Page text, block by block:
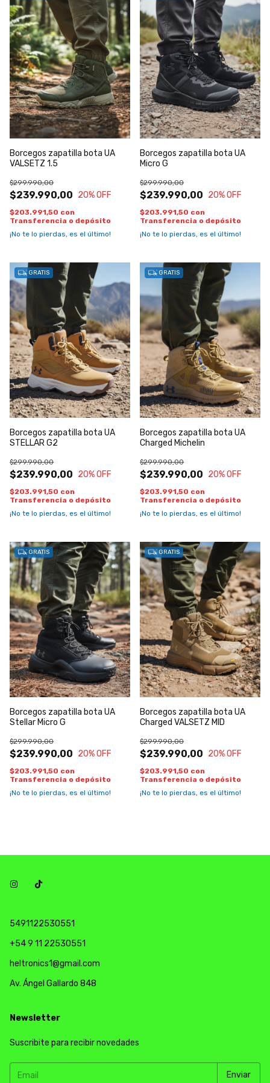
Borcegos zapatilla bota UA
VALSETZ 1.5
$239.990,00
$299.990,00
20% OFF
$203.991,50 con
Transferencia o depósito
¡No te lo pierdas, es el último!
Borcegos zapatilla bota UA
Micro G
$239.990,00
$299.990,00
20% OFF
$203.991,50 con
Transferencia o depósito
¡No te lo pierdas, es el último!
GRATIS
Borcegos zapatilla bota UA
STELLAR G2
$239.990,00
$299.990,00
20% OFF
$203.991,50 con
Transferencia o depósito
¡No te lo pierdas, es el último!
GRATIS
Borcegos zapatilla bota UA
Charged Michelin
$239.990,00
$299.990,00
20% OFF
$203.991,50 con
Transferencia o depósito
¡No te lo pierdas, es el último!
GRATIS
Borcegos zapatilla bota UA
Stellar Micro G
$239.990,00
$299.990,00
20% OFF
$203.991,50 con
Transferencia o depósito
¡No te lo pierdas, es el último!
GRATIS
Borcegos zapatilla bota UA
Charged VALSETZ MID
$239.990,00
$299.990,00
20% OFF
$203.991,50 con
Transferencia o depósito
¡No te lo pierdas, es el último!
5491122530551
+54 9 11 22530551
heltronics1@gmail.com
Av. Ángel Gallardo 848
Newsletter
Suscribite para recibir novedades